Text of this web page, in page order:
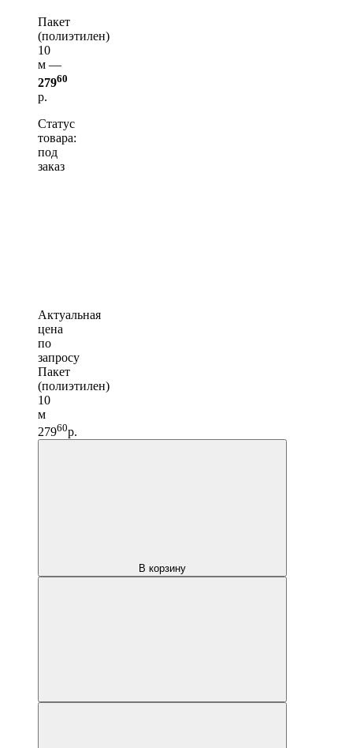
Пакет
(полиэтилен)
10
м —
27960
р.
Статус
товара:
под
заказ
Актуальная
цена
по
запросу
Пакет
(полиэтилен)
10
м
27960р.
В корзину